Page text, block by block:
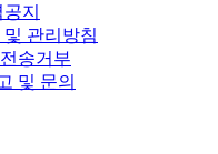
지
관리방침
송거부
및 문의